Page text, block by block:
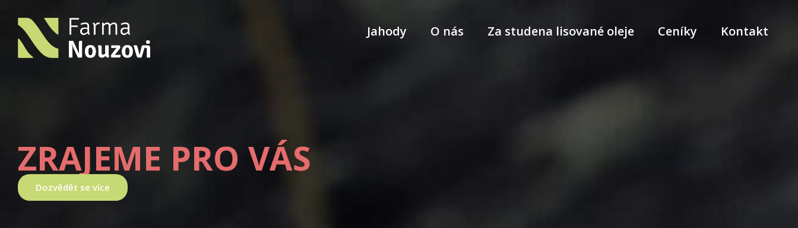
Jahody O nás Za studena lisované oleje Ceníky Kontakt
ZRAJEME PRO VÁS
Dozvědět se více